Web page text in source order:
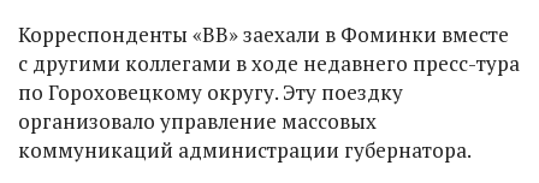
Корреспонденты «ВВ» заехали в Фоминки вместе
с другими коллегами в ходе недавнего пресс-тура
по Гороховецкому округу. Эту поездку
организовало управление массовых
коммуникаций администрации губернатора.